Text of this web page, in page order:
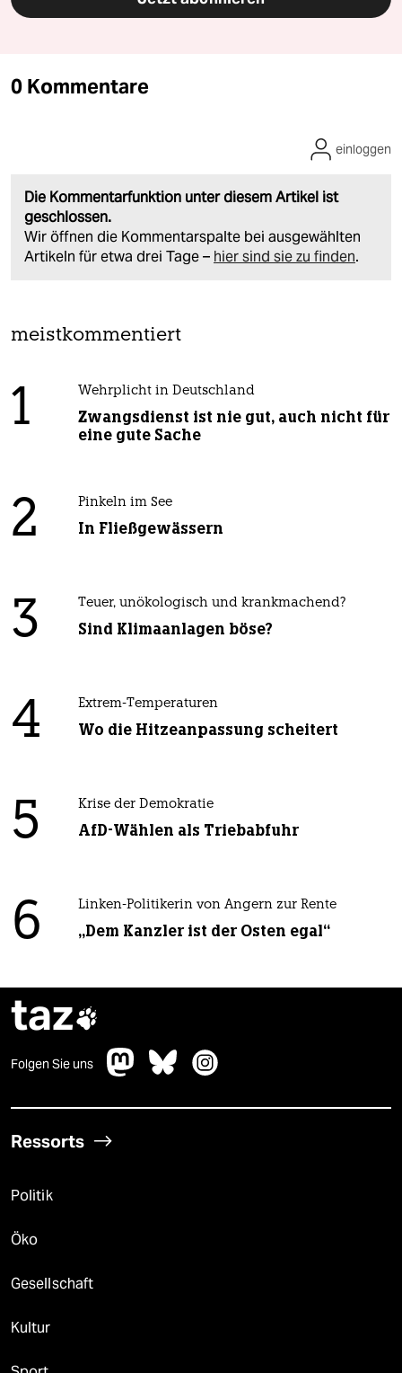
0 Kommentare
Die Kommentarfunktion unter diesem Artikel ist
geschlossen.
Wir öffnen die Kommentarspalte bei ausgewählten
Artikeln für etwa drei Tage – hier sind sie zu finden.
einloggen
meistkommentiert
1 Wehrplicht in Deutschland
Zwangsdienst ist nie gut, auch nicht für
eine gute Sache
2 Pinkeln im See
In Fließgewässern
3 Teuer, unökologisch und krankmachend?
Sind Klimaanlagen böse?
4 Extrem-Temperaturen
Wo die Hitzeanpassung scheitert
5 Krise der Demokratie
AfD-Wählen als Triebabfuhr
6 Linken-Politikerin von Angern zur Rente
„Dem Kanzler ist der Osten egal“
taz
Folgen Sie uns
Ressorts
Politik
Öko
Gesellschaft
Kultur